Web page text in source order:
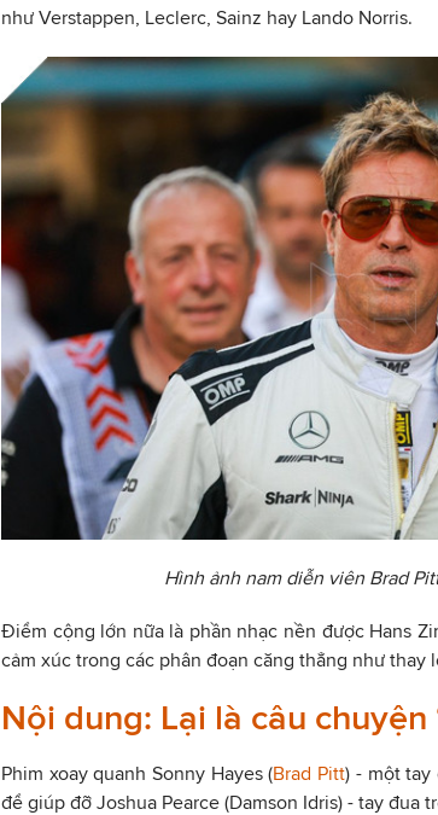
như Verstappen, Leclerc, Sainz hay Lando Norris.
Hình ảnh nam diễn viên Brad
Điểm cộng lớn nữa là phần nhạc nền được Hans
cảm xúc trong các phân đoạn căng thẳng như
Nội dung: Lại là câu chuyện
Phim xoay quanh Sonny Hayes (Brad Pitt) - một tay
để giúp đỡ Joshua Pearce (Damson Idris) - tay đua